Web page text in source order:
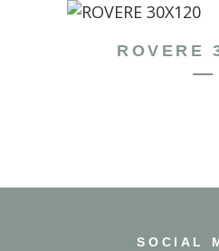
ROVERE
SOCIAL